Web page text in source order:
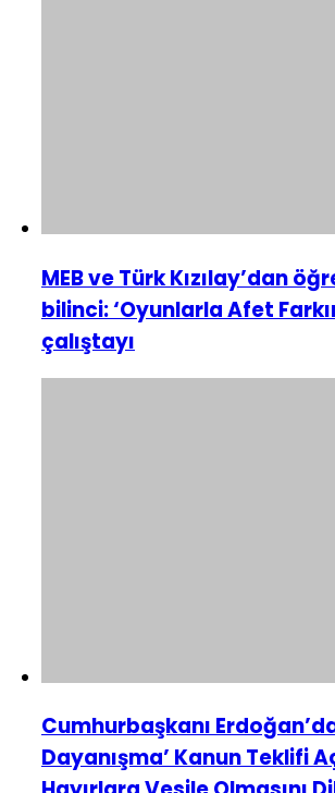
MEB ve Türk Kızılay’dan
bilinci: ‘Oyunlarla Afet
çalıştayı
Cumhurbaşkanı
Dayanışma’ Kanun Teklifi